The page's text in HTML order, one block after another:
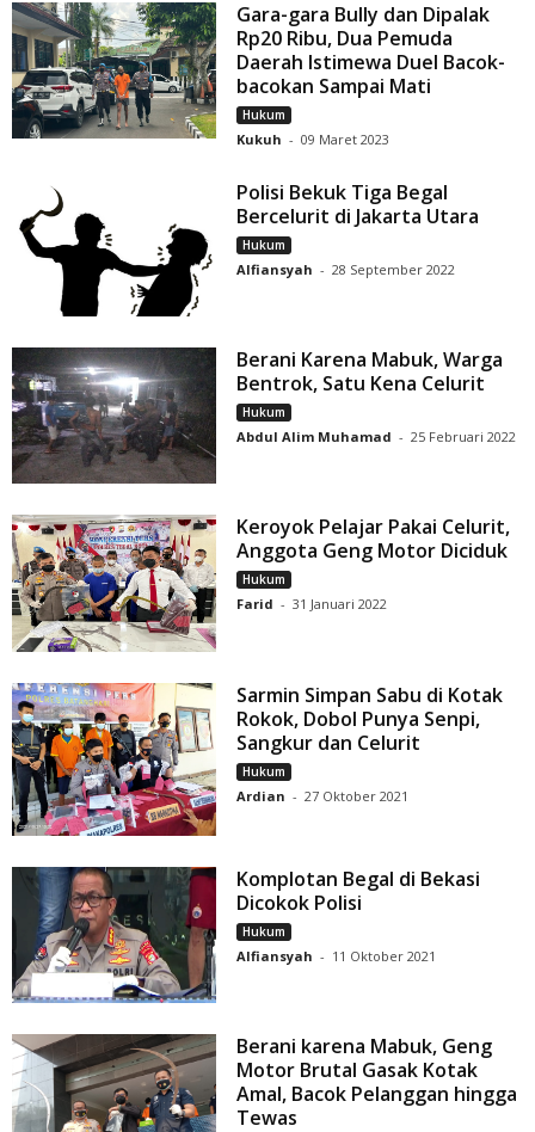
Gara-gara Bully dan Dipalak
Rp20 Ribu, Dua Pemuda
Daerah Istimewa Duel Bacok-
bacokan Sampai Mati
Hukum
Kukuh - 09 Maret 2023
Polisi Bekuk Tiga Begal
Bercelurit di Jakarta Utara
Hukum
Alfiansyah - 28 September 2022
Berani Karena Mabuk, Warga
Bentrok, Satu Kena Celurit
Hukum
Abdul Alim Muhamad - 25 Februari 2022
Keroyok Pelajar Pakai Celurit,
Anggota Geng Motor Diciduk
Hukum
Farid - 31 Januari 2022
Sarmin Simpan Sabu di Kotak
Rokok, Dobol Punya Senpi,
Sangkur dan Celurit
Hukum
Ardian - 27 Oktober 2021
Komplotan Begal di Bekasi
Dicokok Polisi
Hukum
Alfiansyah - 11 Oktober 2021
Berani karena Mabuk, Geng
Motor Brutal Gasak Kotak
Amal, Bacok Pelanggan hingga
Tewas